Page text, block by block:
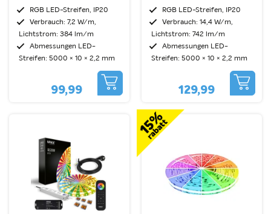
Fernbedienung Und 12V
Netzteil
RGB LED-Streifen, IP20
Verbrauch: 7,2 W/m,
Lichtstrom: 384 lm/m
Abmessungen LED-
Streifen: 5000 × 10 × 2,2 mm
99,99
Fernbedienung Und 24V
Netzteil
RGB LED-Streifen, IP20
Verbrauch: 14,4 W/m,
Lichtstrom: 742 lm/m
Abmessungen LED-
Streifen: 5000 × 10 × 2,2 mm
129,99